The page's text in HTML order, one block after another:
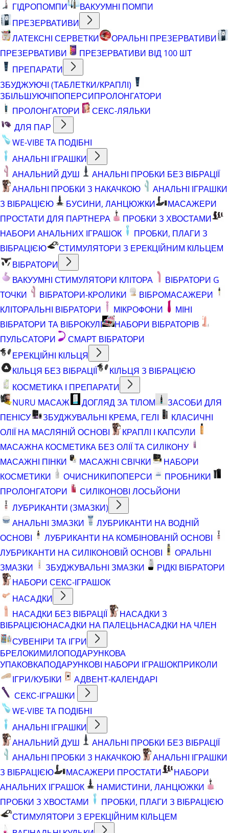
ГІДРОПОМПИ
ВАКУУМНІ ПОМПИ
ПРЕЗЕРВАТИВИ
ЛАТЕКСНІ СЕРВЕТКИ
ОРАЛЬНІ ПРЕЗЕРВАТИВИ
ПРЕЗЕРВАТИВИ
ПРЕЗЕРВАТИВИ ВІД 100 ШТ
ПРЕПАРАТИ
ЗБУДЖУЮЧІ (ТАБЛЕТКИ/КРАПЛІ)
ЗБІЛЬШУЮЧІПОПЕРСИПРОЛОНГАТОРИ
ПРОЛОНГАТОРИ
СЕКС-ЛЯЛЬКИ
ДЛЯ ПАР
WE-VIBE ТА ПОДІБНІ
АНАЛЬНІ ІГРАШКИ
АНАЛЬНИЙ ДУШ
АНАЛЬНІ ПРОБКИ БЕЗ ВІБРАЦІЇ
АНАЛЬНІ ПРОБКИ З НАКАЧКОЮ
АНАЛЬНІ ІГРАШКИ
З ВІБРАЦІЄЮ
БУСИНИ, ЛАНЦЮЖКИ
МАСАЖЕРИ
ПРОСТАТИ ДЛЯ ПАРТНЕРА
ПРОБКИ З ХВОСТАМИ
НАБОРИ АНАЛЬНИХ ІГРАШОК
ПРОБКИ, ПЛАГИ З
ВІБРАЦІЄЮ
СТИМУЛЯТОРИ З ЕРЕКЦІЙНИМ КІЛЬЦЕМ
ВІБРАТОРИ
ВАКУУМНІ СТИМУЛЯТОРИ КЛІТОРА
ВІБРАТОРИ G
ТОЧКИ
ВІБРАТОРИ-КРОЛИКИ
ВІБРОМАСАЖЕРИ
КЛІТОРАЛЬНІ ВІБРАТОРИ
МІКРОФОНИ
МІНІ
ВІБРАТОРИ ТА ВІБРОКУЛІ
НАБОРИ ВІБРАТОРІВ
ПУЛЬСАТОРИ
СМАРТ ВІБРАТОРИ
ЕРЕКЦІЙНІ КІЛЬЦЯ
КІЛЬЦЯ БЕЗ ВІБРАЦІЇ
КІЛЬЦЯ З ВІБРАЦІЄЮ
КОСМЕТИКА І ПРЕПАРАТИ
NURU МАСАЖ
ДОГЛЯД ЗА ТІЛОМ
ЗАСОБИ ДЛЯ
ПЕНІСУ
ЗБУДЖУВАЛЬНІ КРЕМА, ГЕЛІ
КЛАСИЧНІ
ОЛІЇ НА МАСЛЯНІЙ ОСНОВІ
КРАПЛІ І КАПСУЛИ
МАСАЖНА КОСМЕТИКА БЕЗ ОЛІЇ ТА СИЛІКОНУ
МАСАЖНІ ПІНКИ
МАСАЖНІ СВІЧКИ
НАБОРИ
КОСМЕТИКИ
ОЧИСНИКИПОПЕРСИ
ПРОБНИКИ
ПРОЛОНГАТОРИ
СИЛІКОНОВІ ЛОСЬЙОНИ
ЛУБРИКАНТИ (ЗМАЗКИ)
АНАЛЬНІ ЗМАЗКИ
ЛУБРИКАНТИ НА ВОДНІЙ
ОСНОВІ
ЛУБРИКАНТИ НА КОМБІНОВАНІЙ ОСНОВІ
ЛУБРИКАНТИ НА СИЛІКОНОВІЙ ОСНОВІ
ОРАЛЬНІ
ЗМАЗКИ
ЗБУДЖУВАЛЬНІ ЗМАЗКИ
РІДКІ ВІБРАТОРИ
НАБОРИ СЕКС-ІГРАШОК
НАСАДКИ
НАСАДКИ БЕЗ ВІБРАЦІЇ
НАСАДКИ З
ВІБРАЦІЄЮНАСАДКИ НА ПАЛЕЦЬНАСАДКИ НА ЧЛЕН
СУВЕНІРИ ТА ІГРИ
БРЕЛОКИМИЛОПОДАРУНКОВА
УПАКОВКАПОДАРУНКОВІ НАБОРИ ІГРАШОКПРИКОЛИ
ІГРИ/КУБІКИ
АДВЕНТ-КАЛЕНДАРІ
СЕКС-ІГРАШКИ
WE-VIBE ТА ПОДІБНІ
АНАЛЬНІ ІГРАШКИ
АНАЛЬНИЙ ДУШ
АНАЛЬНІ ПРОБКИ БЕЗ ВІБРАЦІЇ
АНАЛЬНІ ПРОБКИ З НАКАЧКОЮ
АНАЛЬНІ ІГРАШКИ
З ВІБРАЦІЄЮ
МАСАЖЕРИ ПРОСТАТИ
НАБОРИ
АНАЛЬНИХ ІГРАШОК
НАМИСТИНИ, ЛАНЦЮЖКИ
ПРОБКИ З ХВОСТАМИ
ПРОБКИ, ПЛАГИ З ВІБРАЦІЄЮ
СТИМУЛЯТОРИ З ЕРЕКЦІЙНИМ КІЛЬЦЕМ